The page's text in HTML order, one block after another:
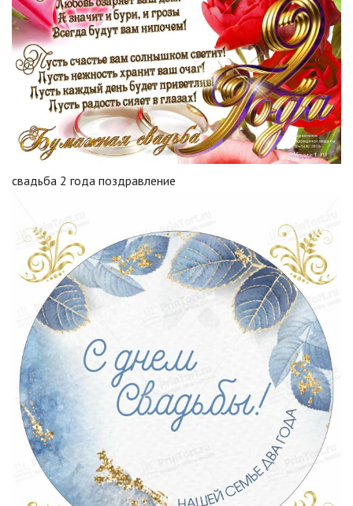
свадьба 2 года поздравление